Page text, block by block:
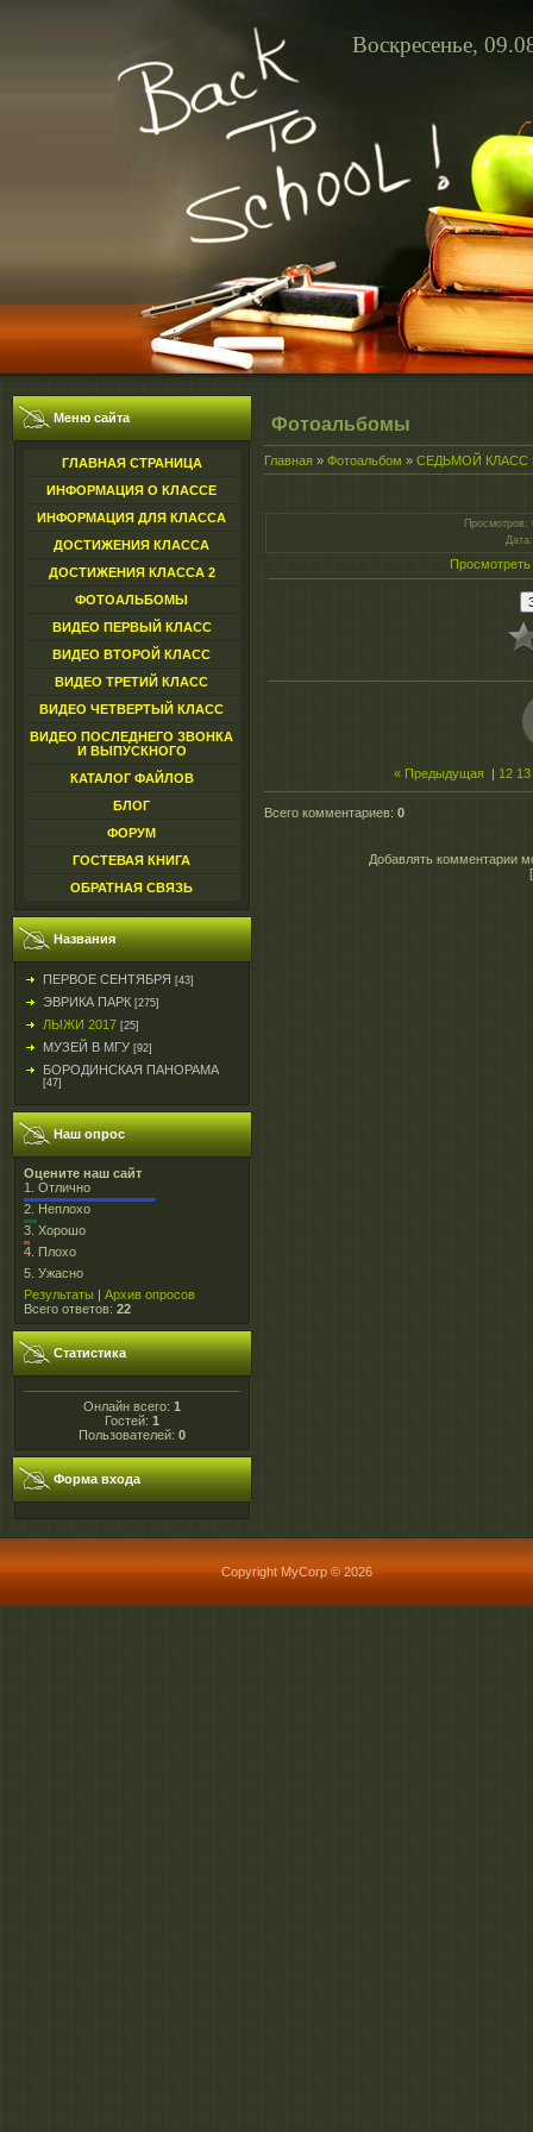
Воскресенье,
Меню сайта
ГЛАВНАЯ СТРАНИЦА
ИНФОРМАЦИЯ О КЛАССЕ
ИНФОРМАЦИЯ ДЛЯ КЛАССА
ДОСТИЖЕНИЯ КЛАССА
ДОСТИЖЕНИЯ КЛАССА 2
ФОТОАЛЬБОМЫ
ВИДЕО ПЕРВЫЙ КЛАСС
ВИДЕО ВТОРОЙ КЛАСС
ВИДЕО ТРЕТИЙ КЛАСС
ВИДЕО ЧЕТВЕРТЫЙ КЛАСС
ВИДЕО ПОСЛЕДНЕГО ЗВОНКА
И ВЫПУСКНОГО
КАТАЛОГ ФАЙЛОВ
БЛОГ
ФОРУМ
ГОСТЕВАЯ КНИГА
ОБРАТНАЯ СВЯЗЬ
Названия
ПЕРВОЕ СЕНТЯБРЯ [43]
ЭВРИКА ПАРК [275]
ЛЫЖИ 2017 [25]
МУЗЕЙ В МГУ [92]
БОРОДИНСКАЯ ПАНОРАМА
[47]
Наш опрос
Оцените наш сайт
1. Отлично
2. Неплохо
3. Хорошо
4. Плохо
5. Ужасно
Результаты | Архив опросов
Всего ответов: 22
Статистика
Онлайн всего: 1
Гостей: 1
Пользователей: 0
Форма входа
Фотоальбомы
Главная » Фотоальбом » СЕДЬМОЙ КЛАСС
Просмотров:
Дата
« Предыдущая 12 13
Всего комментариев: 0
Добавлять комментарии
Copyright MyCorp © 2026